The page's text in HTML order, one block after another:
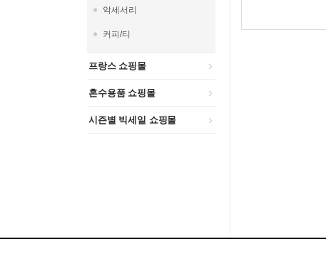
악세서리
커피/티
프랑스 쇼핑몰
혼수용품 쇼핑몰
시즌별 빅세일 쇼핑몰